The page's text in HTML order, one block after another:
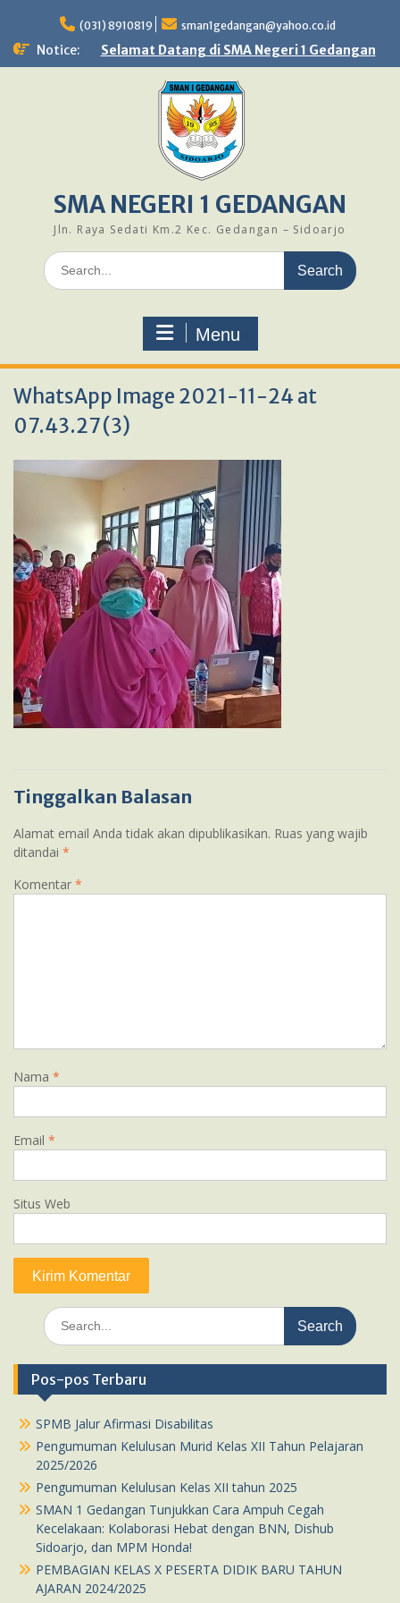
content
(031) 8910819 sman1gedangan@yahoo.co.id
Notice: Selamat Datang di SMA Negeri 1 Gedangan
SMA NEGERI 1 GEDANGAN
Jln. Raya Sedati Km.2 Kec. Gedangan – Sidoarjo
Search
for:
Menu
WhatsApp Image 2021-11-24 at
07.43.27 (3)
Tinggalkan Balasan
Alamat email Anda tidak akan dipublikasikan. Ruas yang wajib
ditandai *
Komentar *
Nama *
Email *
Situs Web
Search
for:
Pos-pos Terbaru
SPMB Jalur Afirmasi Disabilitas
Pengumuman Kelulusan Murid Kelas XII Tahun Pelajaran
2025/2026
Pengumuman Kelulusan Kelas XII tahun 2025
SMAN 1 Gedangan Tunjukkan Cara Ampuh Cegah
Kecelakaan: Kolaborasi Hebat dengan BNN, Dishub
Sidoarjo, dan MPM Honda!
PEMBAGIAN KELAS X PESERTA DIDIK BARU TAHUN
AJARAN 2024/2025